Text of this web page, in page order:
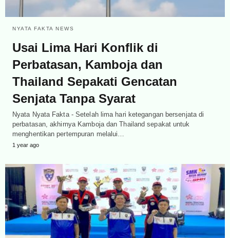
NYATA FAKTA NEWS
Usai Lima Hari Konflik di
Perbatasan, Kamboja dan
Thailand Sepakati Gencatan
Senjata Tanpa Syarat
Nyata Nyata Fakta - Setelah lima hari ketegangan bersenjata di
perbatasan, akhirnya Kamboja dan Thailand sepakat untuk
menghentikan pertempuran melalui…
1 year ago